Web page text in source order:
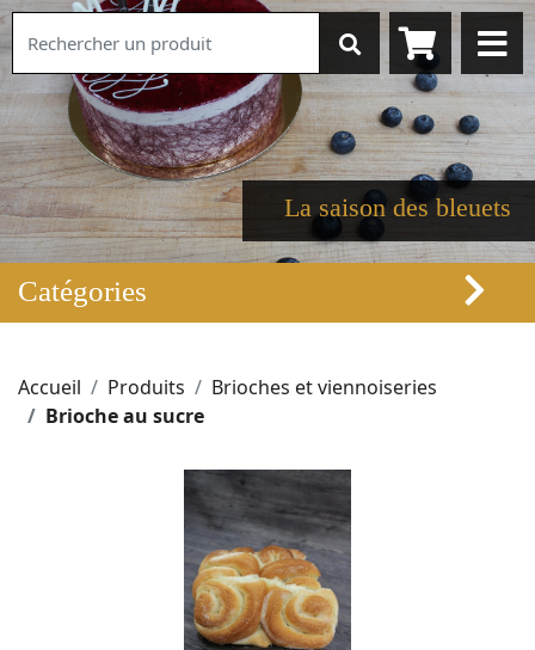
La saison des bleuets
Catégories
Accueil Produits
Brioches et viennoiseries
Brioche au sucre